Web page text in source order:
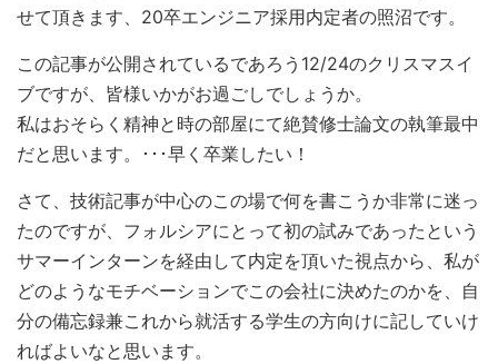
せて頂きます、20卒エンジニア採用内定者の照沼です。
この記事が公開されているであろう12/24のクリスマスイ
ブですが、皆様いかがお過ごしでしょうか。
私はおそらく精神と時の部屋にて絶賛修士論文の執筆最中
だと思います。･･･早く卒業したい！
さて、技術記事が中心のこの場で何を書こうか非常に迷っ
たのですが、フォルシアにとって初の試みであったという
サマーインターンを経由して内定を頂いた視点から、私が
どのようなモチベーションでこの会社に決めたのかを、自
分の備忘録兼これから就活する学生の方向けに記していけ
ればよいなと思います。